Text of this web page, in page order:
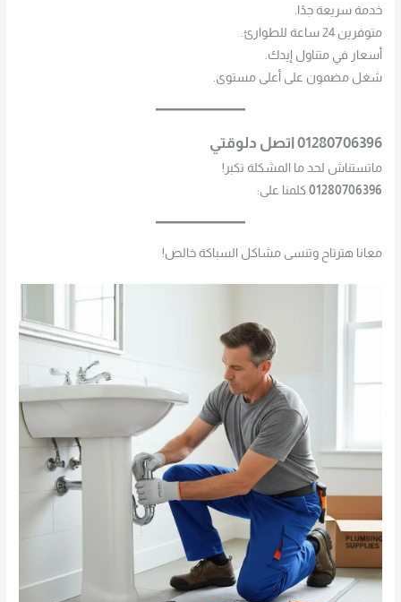
خدمة سريعة جدًا.
متوفرين 24 ساعة للطوارئ.
أسعار في متناول إيدك.
شغل مضمون على أعلى مستوى.
01280706396 اتصل دلوقتي
ماتستناش لحد ما المشكلة تكبر!
01280706396 كلمنا على:
معانا هترتاح وتنسى مشاكل السباكة خالص!